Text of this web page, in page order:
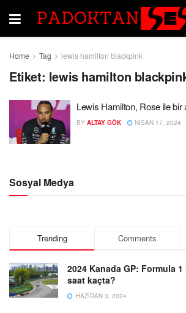
Home Tag lewis hamilton blackpink
Etiket: lewis hamilton
Lewis Hamilton, Rose ile bir
BY ALTAY GÖK NISAN 17, 2024
Sosyal Medya
Trending Comments
2024 Kanada GP: Formula
saat kaçta?
HAZIRAN 3, 2024